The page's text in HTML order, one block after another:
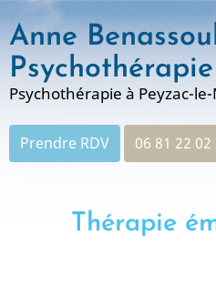
au
contenu
principal
Anne
Psychothérapie
Psychothérapie à Peyzac-
Prendre RDV 06 81 22 02
Thérapie